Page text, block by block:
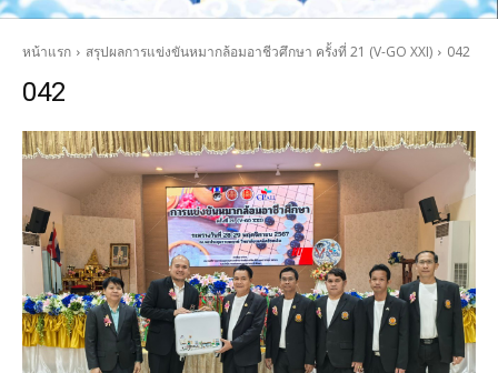
หน้าแรก สรุปผลการแข่งขันหมากล้อมอาชีวศึกษา ครั้งที่ 21 (V-GO XXI) 042
042